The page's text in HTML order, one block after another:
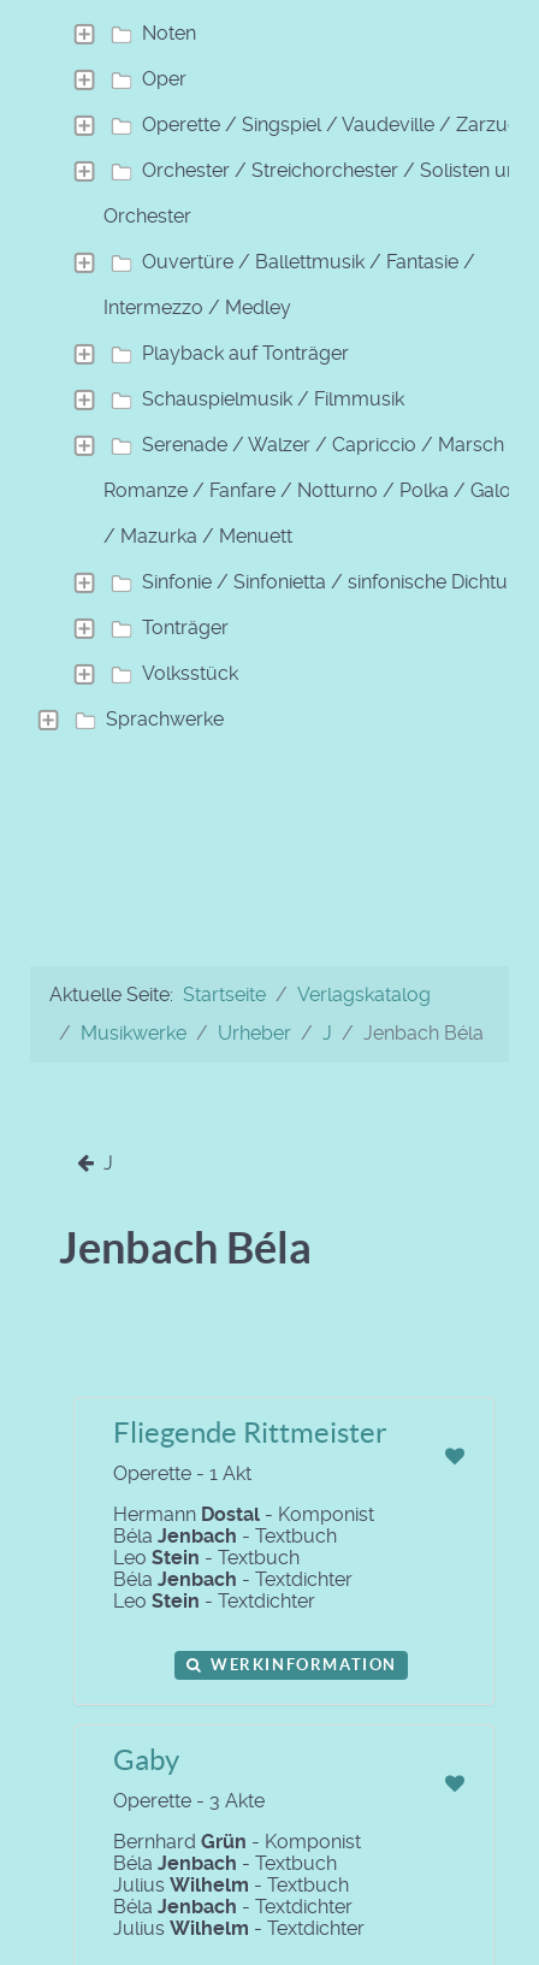
Noten
Oper
Operette / Singspiel / Vaudeville / Zarzuela
Orchester / Streichorchester / Solisten und
Orchester
Ouvertüre / Ballettmusik / Fantasie /
Intermezzo / Medley
Playback auf Tonträger
Schauspielmusik / Filmmusik
Serenade / Walzer / Capriccio / Marsch /
Romanze / Fanfare / Notturno / Polka / Galopp
/ Mazurka / Menuett
Sinfonie / Sinfonietta / sinfonische Dichtung
Tonträger
Volksstück
Sprachwerke
Aktuelle Seite: Startseite
Verlagskatalog
Musikwerke
Urheber J Jenbach Béla
J
Jenbach Béla
Fliegende Rittmeister
Operette - 1 Akt
Hermann Dostal - Komponist
Béla Jenbach - Textbuch
Leo Stein - Textbuch
Béla Jenbach - Textdichter
Leo Stein - Textdichter
WERKINFORMATION
Gaby
Operette - 3 Akte
Bernhard Grün - Komponist
Béla Jenbach - Textbuch
Julius Wilhelm - Textbuch
Béla Jenbach - Textdichter
Julius Wilhelm - Textdichter